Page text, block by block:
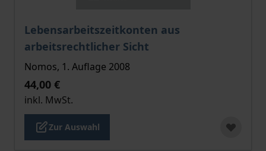
Lebensarbeitszeitkonten aus
arbeitsrechtlicher Sicht
Der Preis dieses Titels richtet sich nach der
Nomos, 1. Auflage 2008
44,00 €
inkl. MwSt.
Zur Auswahl